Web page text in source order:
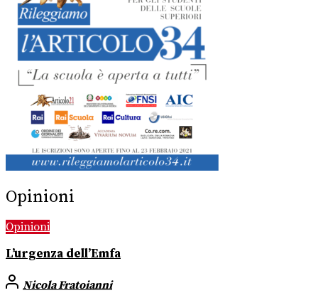
Opinioni
Opinioni
L’urgenza dell’Emfa
Nicola Fratoianni